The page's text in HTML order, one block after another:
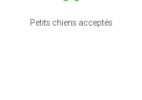
Petits chiens acceptés